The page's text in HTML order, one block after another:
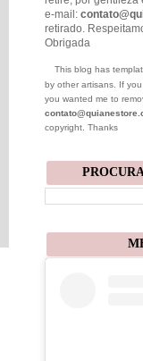
e-mail:
retirado.
Obrigada
This blog has
by other artisans. If
you wanted me to
copyright. Thanks